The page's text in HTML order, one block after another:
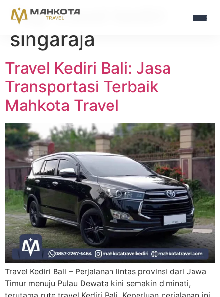
Tag:travel kediri
singaraja
Travel Kediri Bali: Jasa
Transportasi Terbaik
Mahkota Travel
Travel Kediri Bali – Perjalanan lintas provinsi dari Jawa
Timur menuju Pulau Dewata kini semakin diminati,